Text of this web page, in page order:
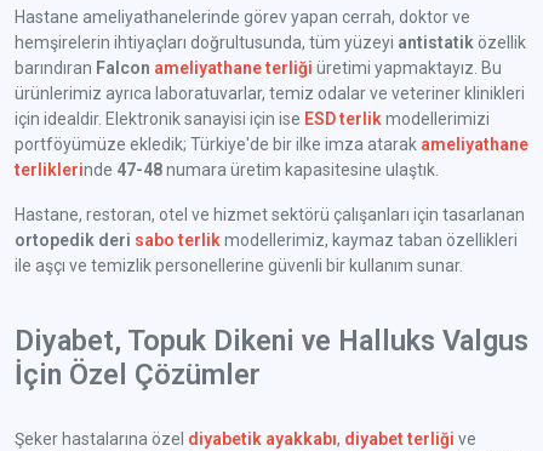
Hastane ameliyathanelerinde görev yapan cerrah, doktor ve
hemşirelerin ihtiyaçları doğrultusunda, tüm yüzeyi antistatik özellik
barındıran Falcon ameliyathane terliği üretimi yapmaktayız. Bu
ürünlerimiz ayrıca laboratuvarlar, temiz odalar ve veteriner klinikleri
için idealdir. Elektronik sanayisi için ise ESD terlik modellerimizi
portföyümüze ekledik; Türkiye'de bir ilke imza atarak ameliyathane
terliklerinde 47-48numara üretim kapasitesine ulaştık.
Hastane, restoran, otel ve hizmet sektörü çalışanları için tasarlanan
ortopedik deri sabo terlik modellerimiz, kaymaz taban özellikleri
ile aşçı ve temizlik personellerine güvenli bir kullanım sunar.
Diyabet, Topuk Dikeni ve Halluks Valgus
İçin Özel Çözümler
Şeker hastalarına özel diyabetik ayakkabı, diyabet terliği ve